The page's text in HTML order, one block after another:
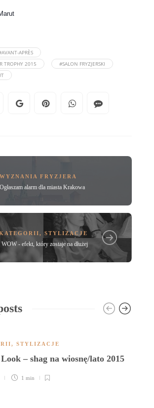
APRÈS
TROPHY 2015
#SALON FRYZJERSKI
WYZNANIA FRYZJERA
Ogłaszam alarm dla miasta Krakowa
, STYLIZACJE
WOW - efekt, który zostaje na dłużej
, STYLIZACJE
– shag na wiosnę/lato 2015
1 min